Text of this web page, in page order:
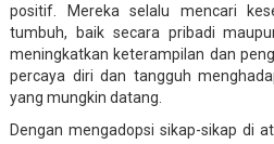
positif. Mereka selalu mencari
tumbuh, baik secara pribadi
meningkatkan keterampilan dan
percaya diri dan tangguh
yang mungkin datang.
Dengan mengadopsi sikap-sikap di